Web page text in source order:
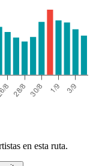
en esta ruta.